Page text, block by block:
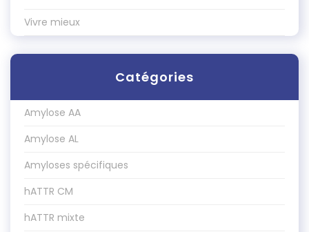
Vivre mieux
Catégories
Amylose AA
Amylose AL
Amyloses spécifiques
hATTR CM
hATTR mixte